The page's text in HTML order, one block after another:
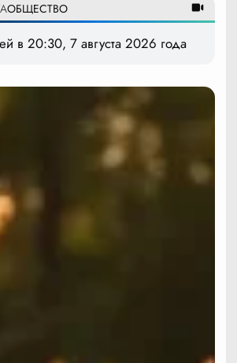
ОБЩЕСТВО
в 20:30, 7 августа 2026 года